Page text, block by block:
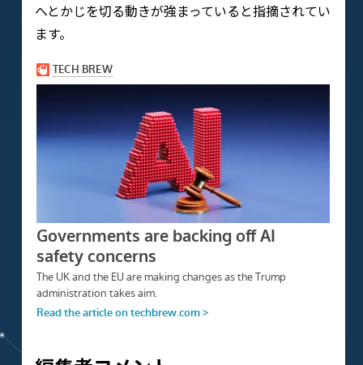
へとかじを切る動きが強まっていると指摘されてい
ます。